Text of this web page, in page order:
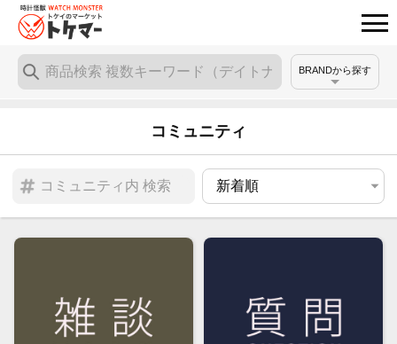
BRANDから探す
コミュニティ